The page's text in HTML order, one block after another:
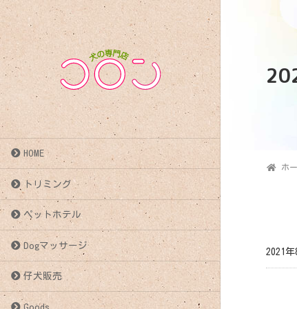
HOME
トリミング
ペットホテル
Dogマッサージ
仔犬販売
Goods
ホ
2021年